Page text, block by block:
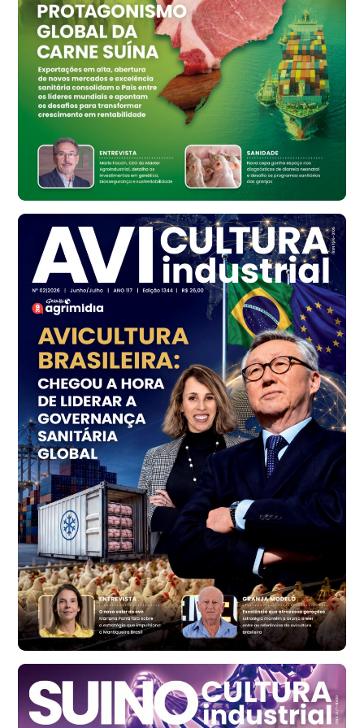
R$ 159,31
cx
Ovo Branco - Regional
Bastos (SP)
R$ 134,42
cx
Ovo Vermelho - Regional
Bastos (SP)
R$ 148,56
Frango - Indicador
R$ 7,16
kg
Frango - Indicador
R$ 7,18
Trigo Atacado - Regional
PR
R$ 1.414,46
t
Trigo Atacado - Regional
RS
R$ 1.314,61
t
Ovo Vermelho - Regional
Vermelho
R$ 171,61
cx
Ovo Branco - Regional
Santa Maria do Jetibá (ES)
R$ 140,74
cx